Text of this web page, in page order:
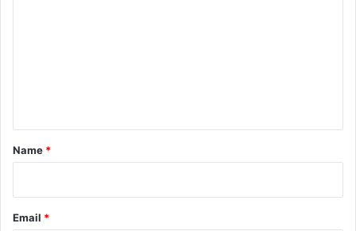
*
Name *
Email *